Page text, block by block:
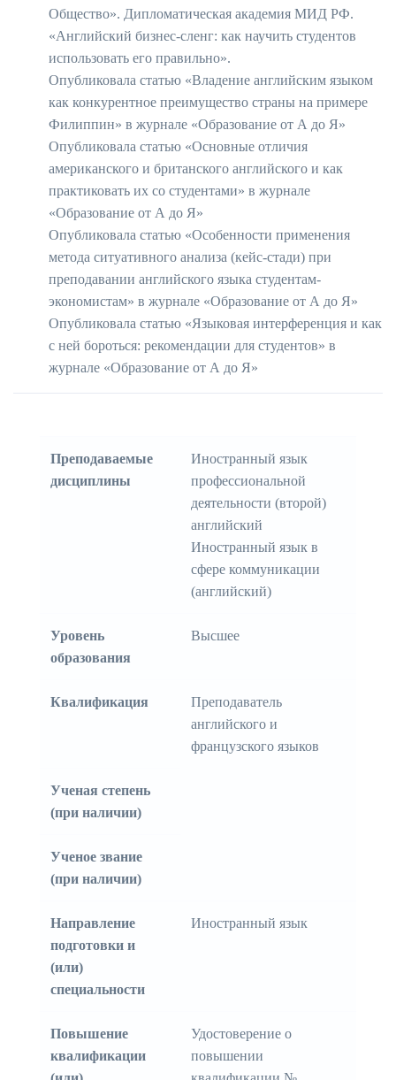
Общество». Дипломатическая академия МИД РФ.
«Английский бизнес-сленг: как научить студентов
использовать его правильно».
Опубликовала статью «Владение английским языком
как конкурентное преимущество страны на примере
Филиппин» в журнале «Образование от А до Я»
Опубликовала статью «Основные отличия
американского и британского английского и как
практиковать их со студентами» в журнале
«Образование от А до Я»
Опубликовала статью «Особенности применения
метода ситуативного анализа (кейс-стади) при
преподавании английского языка студентам-
экономистам» в журнале «Образование от А до Я»
Опубликовала статью «Языковая интерференция и как
с ней бороться: рекомендации для студентов» в
журнале «Образование от А до Я»
Преподаваемые
дисциплины
Иностранный язык
профессиональной
деятельности (второй)
английский
Иностранный язык в
сфере коммуникации
(английский)
Уровень
образования
Высшее
Квалификация
Преподаватель
английского и
французского языков
Ученая степень
(при наличии)
Ученое звание
(при наличии)
Направление
подготовки и
(или)
специальности
Иностранный язык
Повышение
квалификации
Удостоверение о
повышении